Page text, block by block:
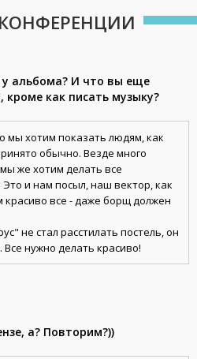
у альбома? И что вы еще
как писать музыку?
мы хотим показать людям, как
обычно. Везде много
же хотим делать все
и нам посыл, наш вектор, как
красиво все - даже борщ должен
не стал расстилать постель, он
Все нужно делать красиво!
а? Повторим?))